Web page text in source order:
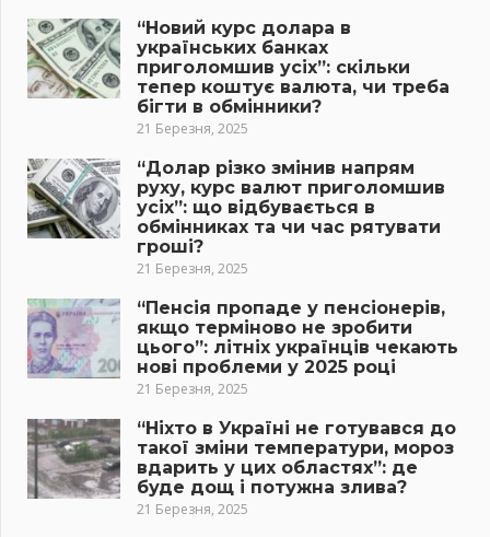
“Новий курс долара в
українських банках
приголомшив усіх”: скільки
тепер коштує валюта, чи треба
бігти в обмінники?
21 Березня, 2025
“Долар різко змінив напрям
руху, курс валют приголомшив
усіх”: що відбувається в
обмінниках та чи час рятувати
гроші?
21 Березня, 2025
“Пенсія пропаде у пенсіонерів,
якщо терміново не зробити
цього”: літніх українців чекають
нові проблеми у 2025 році
21 Березня, 2025
“Ніхто в Україні не готувався до
такої зміни температури, мороз
вдарить у цих областях”: де
буде дощ і потужна злива?
21 Березня, 2025